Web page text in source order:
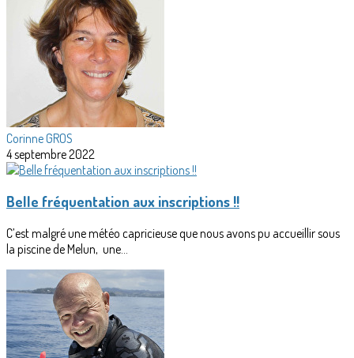
Corinne GROS
4 septembre 2022
Belle fréquentation aux inscriptions !!
C’est malgré une météo capricieuse que nous avons pu accueillir sous
la piscine de Melun, une...